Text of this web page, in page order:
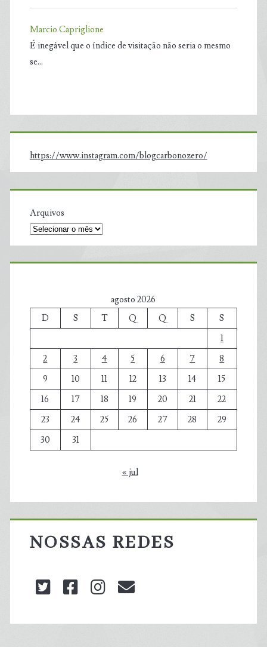
Marcio Capriglione
É inegável que o índice de visitação não seria o mesmo
se…
https://www.instagram.com/blogcarbonozero/
Arquivos
agosto 2026
D
S T Q Q S
S
1
2
3 4 5 6 7
8
9
10 11 12 13 14
15
16
17 18 19 20 21
22
23
24 25 26 27 28
29
30
31
« jul
NOSSAS REDES
twitterfacebookinstagram